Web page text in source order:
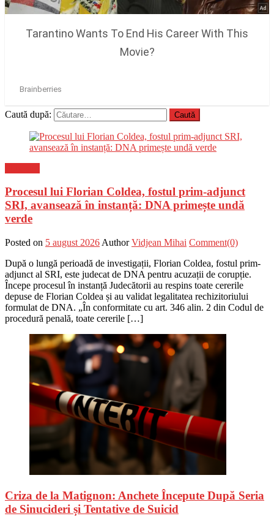
Caută după:
Procesul lui Florian Coldea, fostul prim-adjunct
SRI, avansează în instanță: DNA primește undă
verde
Posted on 5 august 2026 Author Vidjean Mihai Comment(0)
După o lungă perioadă de investigații, Florian Coldea, fostul prim-
adjunct al SRI, este judecat de DNA pentru acuzații de corupție.
Începe procesul în instanță Judecătorii au respins toate cererile
depuse de Florian Coldea și au validat legalitatea rechizitoriului
formulat de DNA. „În conformitate cu art. 346 alin. 2 din Codul de
procedură penală, toate cererile […]
Criza de la Matignon: Anchete Începute După Seria
de Sinucideri și Tentative de Suicid